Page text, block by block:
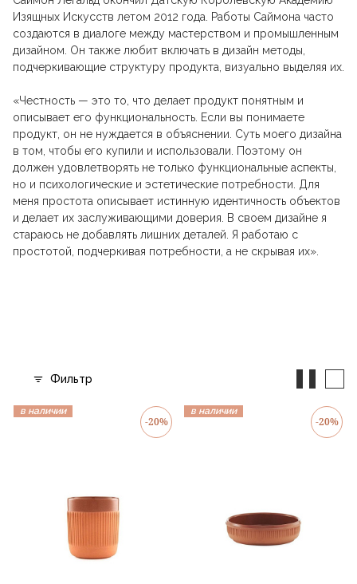
Изящных Искусств летом 2012 года. Работы Саймона часто
создаются в диалоге между мастерством и промышленным
дизайном. Он также любит включать в дизайн методы,
подчеркивающие структуру продукта, визуально выделяя их.
«Честность — это то, что делает продукт понятным и
описывает его функциональность. Если вы понимаете
продукт, он не нуждается в объяснении. Суть моего дизайна
в том, чтобы его купили и использовали. Поэтому он
должен удовлетворять не только функциональные аспекты,
но и психологические и эстетические потребности. Для
меня простота описывает истинную идентичность объектов
и делает их заслуживающими доверия. В своем дизайне я
стараюсь не добавлять лишних деталей. Я работаю с
простотой, подчеркивая потребности, а не скрывая их».
Фильтр
в наличии
-20%
в наличии
-20%